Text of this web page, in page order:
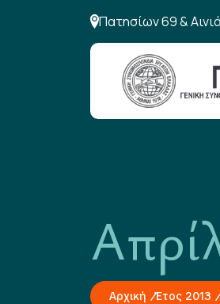
Πατησίων 69 &
Αρχική Έτος 2013